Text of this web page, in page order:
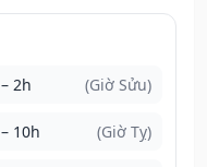
2h (Giờ Sửu)
10h (Giờ Tỵ)